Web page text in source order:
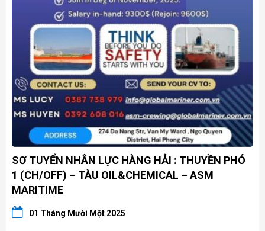
SƠ TUYỂN NHÂN LỰC HÀNG HẢI : THUYỀN PHÓ
1 (CH/OFF) – TÀU OIL&CHEMICAL – ASM
MARITIME
01 Tháng Mười Một 2025